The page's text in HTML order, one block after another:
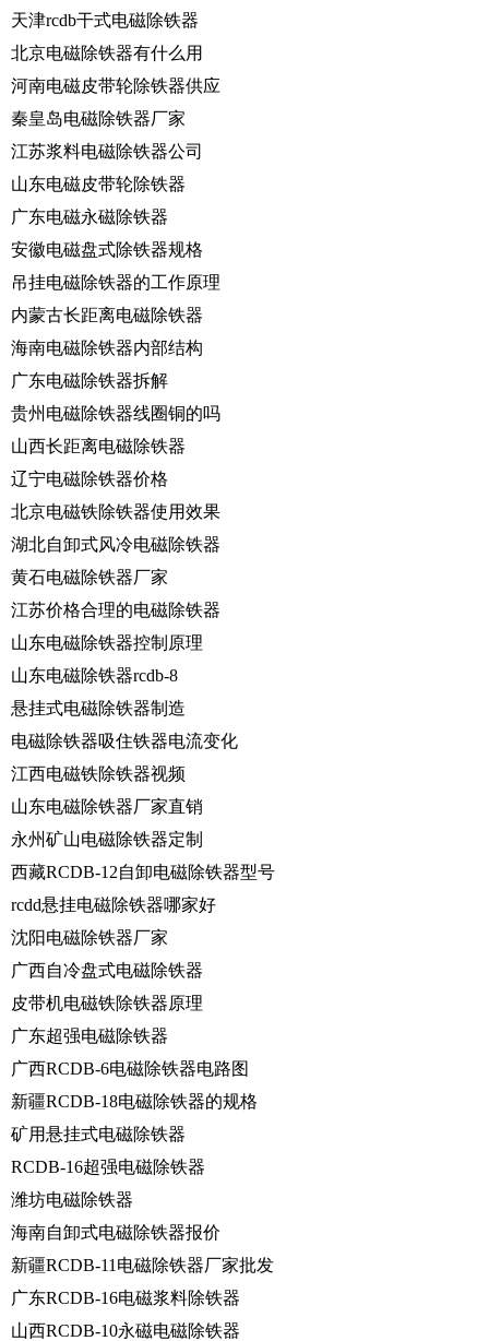
天津rcdb干式电磁除铁器
北京电磁除铁器有什么用
河南电磁皮带轮除铁器供应
秦皇岛电磁除铁器厂家
江苏浆料电磁除铁器公司
山东电磁皮带轮除铁器
广东电磁永磁除铁器
安徽电磁盘式除铁器规格
吊挂电磁除铁器的工作原理
内蒙古长距离电磁除铁器
海南电磁除铁器内部结构
广东电磁除铁器拆解
贵州电磁除铁器线圈铜的吗
山西长距离电磁除铁器
辽宁电磁除铁器价格
北京电磁铁除铁器使用效果
湖北自卸式风冷电磁除铁器
黄石电磁除铁器厂家
江苏价格合理的电磁除铁器
山东电磁除铁器控制原理
山东电磁除铁器rcdb-8
悬挂式电磁除铁器制造
电磁除铁器吸住铁器电流变化
江西电磁铁除铁器视频
山东电磁除铁器厂家直销
永州矿山电磁除铁器定制
西藏RCDB-12自卸电磁除铁器型号
rcdd悬挂电磁除铁器哪家好
沈阳电磁除铁器厂家
广西自冷盘式电磁除铁器
皮带机电磁铁除铁器原理
广东超强电磁除铁器
广西RCDB-6电磁除铁器电路图
新疆RCDB-18电磁除铁器的规格
矿用悬挂式电磁除铁器
RCDB-16超强电磁除铁器
潍坊电磁除铁器
海南自卸式电磁除铁器报价
新疆RCDB-11电磁除铁器厂家批发
广东RCDB-16电磁浆料除铁器
山西RCDB-10永磁电磁除铁器